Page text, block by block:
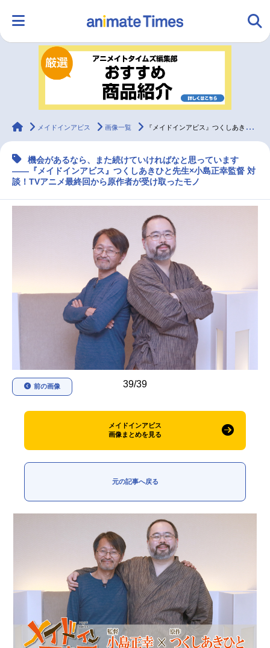
ランキング アニメ
ラジオ みんなの声
マンガ・ラノベ ゲーム・アプリ 音楽 コスプレ
トレンド
声優記事一覧
アニメ映画一覧 実写化映画一覧
今期アニメ曜日別一覧
夏アニメ
秋アニメ 冬アニメ
男性声優/女性声優一覧
FOLLOW US
animateTimes
メイドインアビス 画像一覧 『メイドインアビス』つくしあきひと先生×小島正幸監督対談！ TVアニメ最終回から原作者が受け取ったモノ
機会があるなら、また続けていければなと思っています
――『メイドインアビス』つくしあきひと先生×小島正幸監督 対
談！TVアニメ最終回から原作者が受け取ったモノ
39/39
前の画像
メイドインアビス
画像まとめを見る
元の記事へ戻る